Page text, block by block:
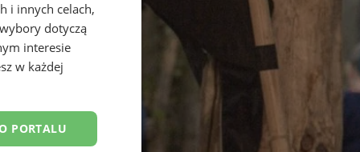
i innych celach,
dotyczą
interesie
w każdej
PORTALU